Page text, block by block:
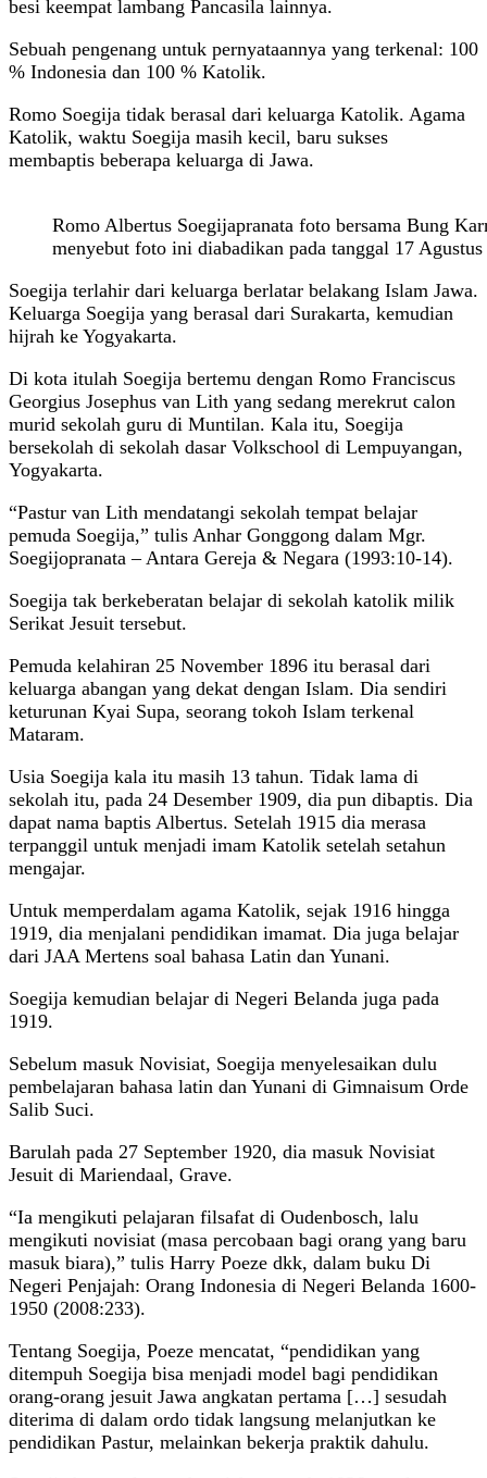
besi keempat lambang Pancasila lainnya.
Sebuah pengenang untuk pernyataannya yang terkenal: 100
% Indonesia dan 100 % Katolik.
Romo Soegija tidak berasal dari keluarga Katolik. Agama
Katolik, waktu Soegija masih kecil, baru sukses
membaptis beberapa keluarga di Jawa.
Romo Albertus Soegijapranata foto bersama Bung
menyebut foto ini diabadikan pada tanggal 17
Soegija terlahir dari keluarga berlatar belakang Islam Jawa.
Keluarga Soegija yang berasal dari Surakarta, kemudian
hijrah ke Yogyakarta.
Di kota itulah Soegija bertemu dengan Romo Franciscus
Georgius Josephus van Lith yang sedang merekrut calon
murid sekolah guru di Muntilan. Kala itu, Soegija
bersekolah di sekolah dasar Volkschool di Lempuyangan,
Yogyakarta.
“Pastur van Lith mendatangi sekolah tempat belajar
pemuda Soegija,” tulis Anhar Gonggong dalam Mgr.
Soegijopranata – Antara Gereja & Negara (1993:10-14).
Soegija tak berkeberatan belajar di sekolah katolik milik
Serikat Jesuit tersebut.
Pemuda kelahiran 25 November 1896 itu berasal dari
keluarga abangan yang dekat dengan Islam. Dia sendiri
keturunan Kyai Supa, seorang tokoh Islam terkenal
Mataram.
Usia Soegija kala itu masih 13 tahun. Tidak lama di
sekolah itu, pada 24 Desember 1909, dia pun dibaptis. Dia
dapat nama baptis Albertus. Setelah 1915 dia merasa
terpanggil untuk menjadi imam Katolik setelah setahun
mengajar.
Untuk memperdalam agama Katolik, sejak 1916 hingga
1919, dia menjalani pendidikan imamat. Dia juga belajar
dari JAA Mertens soal bahasa Latin dan Yunani.
Soegija kemudian belajar di Negeri Belanda juga pada
1919.
Sebelum masuk Novisiat, Soegija menyelesaikan dulu
pembelajaran bahasa latin dan Yunani di Gimnaisum Orde
Salib Suci.
Barulah pada 27 September 1920, dia masuk Novisiat
Jesuit di Mariendaal, Grave.
“Ia mengikuti pelajaran filsafat di Oudenbosch, lalu
mengikuti novisiat (masa percobaan bagi orang yang baru
masuk biara),” tulis Harry Poeze dkk, dalam buku Di
Negeri Penjajah: Orang Indonesia di Negeri Belanda 1600-
1950 (2008:233).
Tentang Soegija, Poeze mencatat, “pendidikan yang
ditempuh Soegija bisa menjadi model bagi pendidikan
orang-orang jesuit Jawa angkatan pertama […] sesudah
diterima di dalam ordo tidak langsung melanjutkan ke
pendidikan Pastur, melainkan bekerja praktik dahulu.